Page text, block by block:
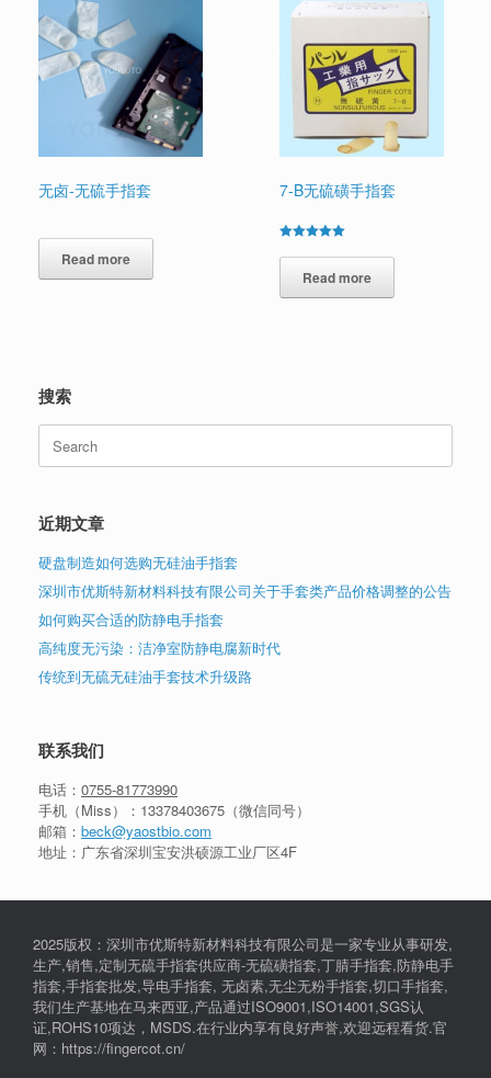
无卤-无硫手指套
Read more
7-B无硫磺手指套
5.00
out of 5Read more
搜索
Search
for:
近期文章
硬盘制造如何选购无硅油手指套
深圳市优斯特新材料科技有限公司关于手套类产品价格调整的公告
如何购买合适的防静电手指套
高纯度无污染：洁净室防静电腐新时代
传统到无硫无硅油手套技术升级路
联系我们
电话： 0755-81773990
手机（Miss）： 13378403675 （微信同号）
邮箱： beck@yaostbio.com
地址：广东省深圳宝安洪硕源工业厂区4F
2025版权：深圳市优斯特新材料科技有限公司是一家专业从事研发,
生产,销售,定制无硫手指套供应商-无硫磺指套,丁腈手指套,防静电手
指套,手指套批发,导电手指套, 无卤素,无尘无粉手指套,切口手指套,
我们生产基地在马来西亚,产品通过ISO9001,ISO14001,SGS认
证,ROHS10项达，MSDS.在行业内享有良好声誉,欢迎远程看货.官
网：https://fingercot.cn/